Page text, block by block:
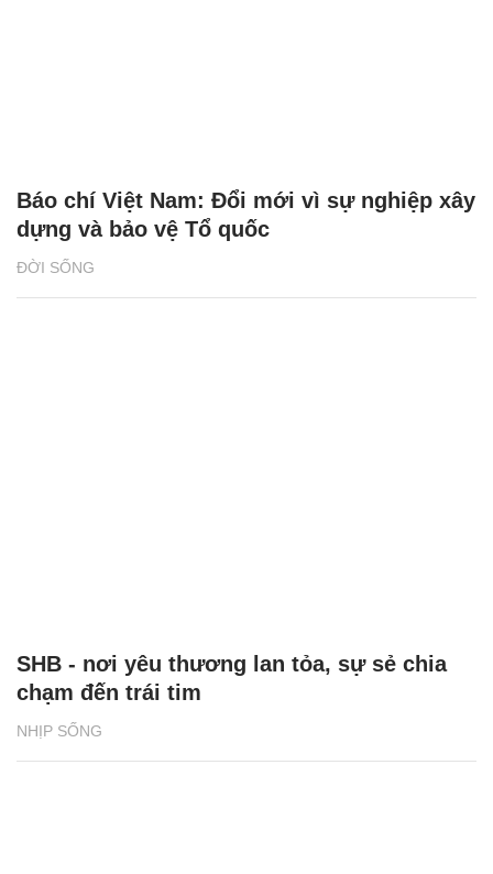
ĐỜI SỐNG
Báo chí Việt Nam: Đổi mới vì sự nghiệp xây
dựng và bảo vệ Tổ quốc
NHỊP SỐNG
SHB - nơi yêu thương lan tỏa, sự sẻ chia
chạm đến trái tim